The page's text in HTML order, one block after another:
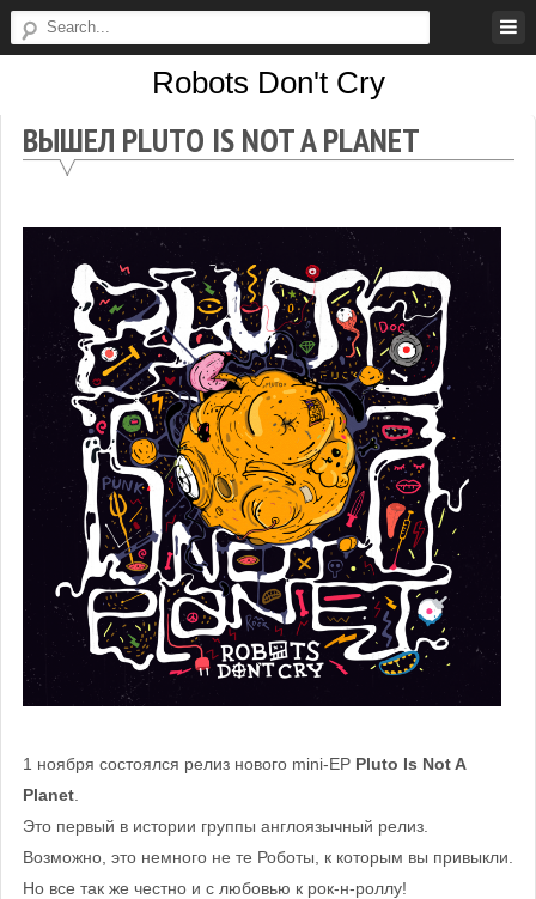
Skip
to
Robots Don't Cry
Don't
ВЫШЕЛ PLUTO IS NOT A PLANET
1 ноября состоялся релиз нового mini-EP Pluto Is Not A
Planet.
Это первый в истории группы англоязычный релиз.
Возможно, это немного не те Роботы, к которым вы привыкли.
Но все так же честно и с любовью к рок-н-роллу!